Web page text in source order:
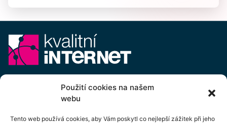
Použití cookies na našem
webu
Tento web používá cookies, aby Vám poskytl co nejlepší zážitek při jeho
info@kvalitni-internet.cz
pobočného spolku Kvalitní internet ICTP, z.s.
Cenový výměr pobočného spolku Kvalitní internet ICTP, z.s.